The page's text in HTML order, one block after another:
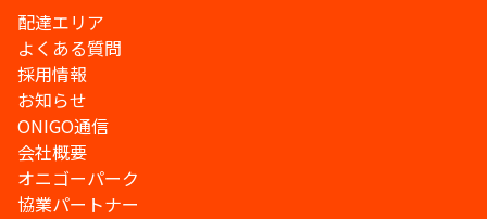
配達エリア
よくある質問
採用情報
お知らせ
ONIGO通信
会社概要
オニゴーパーク
協業パートナー